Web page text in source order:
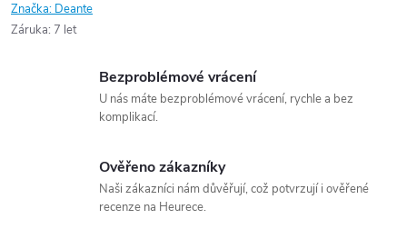
Značka: Deante
Záruka: 7 let
Bezproblémové vrácení
U nás máte bezproblémové vrácení, rychle a bez
komplikací.
Ověřeno zákazníky
Naši zákazníci nám důvěřují, což potvrzují i ověřené
recenze na Heurece.